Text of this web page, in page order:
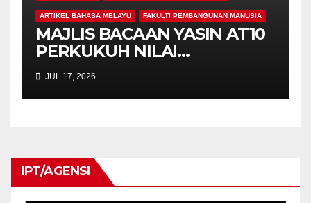
ARTIKEL BAHASA MELAYU FAKULTI PEMBANGUNAN MANUSIA
MAJLIS BACAAN YASIN AT10
PERKUKUH NILAI
KEROHANIAN,
KEPRIHATINAN DAN
UKHUWAH MAHASISWA
JUL 17, 2026
IPT/AGENSI